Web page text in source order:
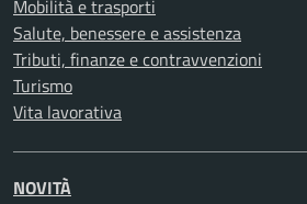
Mobilità e trasporti
Salute, benessere e assistenza
Tributi, finanze e contravvenzioni
Turismo
Vita lavorativa
NOVITÀ